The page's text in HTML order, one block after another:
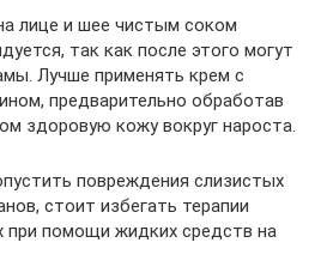
лице и шее чистым соком
так как после этого могут
Лучше применять крем с
предварительно обработав
здоровую кожу вокруг нароста.
повреждения слизистых
стоит избегать терапии
при помощи жидких средств на